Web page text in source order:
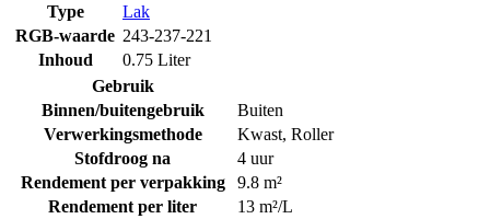
Type
Lak
RGB-waarde 243-237-221
Inhoud
0.75 Liter
Gebruik
Binnen/buitengebruik
Buiten
Verwerkingsmethode
Kwast, Roller
Stofdroog na
4 uur
Rendement per verpakking
9.8 m²
Rendement per liter
13 m²/L